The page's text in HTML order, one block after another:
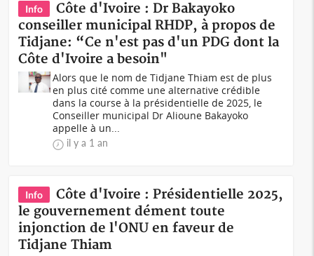
Info
Côte d'Ivoire : Dr Bakayoko
conseiller municipal RHDP, à propos de
Tidjane: “Ce n'est pas d'un PDG dont la
Côte d'Ivoire a besoin"
Alors que le nom de Tidjane Thiam est de plus
en plus cité comme une alternative crédible
dans la course à la présidentielle de 2025, le
Conseiller municipal Dr Alioune Bakayoko
appelle à un...
il y a 1 an
Info
Côte d'Ivoire : Présidentielle 2025,
le gouvernement dément toute
injonction de l'ONU en faveur de
Tidjane Thiam